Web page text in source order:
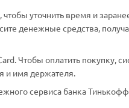
уточнить время и
денежные средства,
Чтобы оплатить покупку,
и имя держателя.
сервиса банка